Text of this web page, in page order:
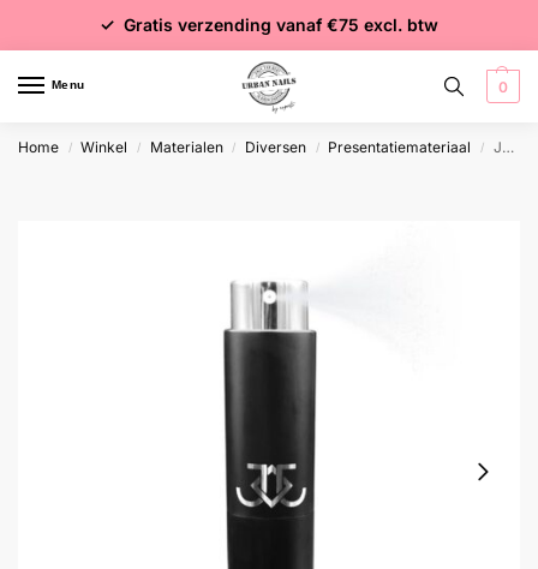
✓ Gratis verzending vanaf €75 excl. btw
✓ Voor 15:00 besteld = dezelfde dag verzonden
✓ Meer dan 4000 producten
Menu 0
Home / Winkel / Materialen / Diversen / Presentatiemateriaal / Joyfull Journey F23 Parfum